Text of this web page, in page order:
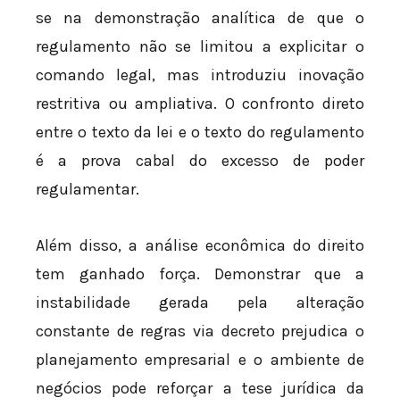
se na demonstração analítica de que o
regulamento não se limitou a explicitar o
comando legal, mas introduziu inovação
restritiva ou ampliativa. O confronto direto
entre o texto da lei e o texto do regulamento
é a prova cabal do excesso de poder
regulamentar.
Além disso, a análise econômica do direito
tem ganhado força. Demonstrar que a
instabilidade gerada pela alteração
constante de regras via decreto prejudica o
planejamento empresarial e o ambiente de
negócios pode reforçar a tese jurídica da